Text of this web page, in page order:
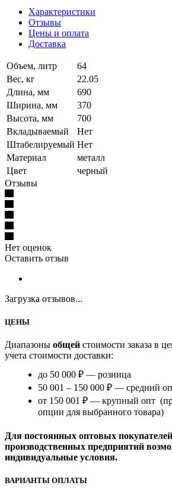
Характеристики
Отзывы
Цены и оплата
Доставка
Объем, литр
64
Вес, кг
22.05
Длина, мм
690
Ширина, мм
370
Высота, мм
700
Вкладываемый
Нет
Штабелируемый Нет
Материал
металл
Цвет
черный
Отзывы
Нет оценок
Оставить отзыв
Загрузка отзывов...
ЦЕНЫ
Диапазоны общей стоимости заказа в
учета стоимости доставки:
до 50 000 ₽ — розница
50 001 – 150 000 ₽ — средний
от 150 001 ₽ — крупный опт
опции для выбранного товара)
Для постоянных оптовых
производственных предприятий
индивидуальные условия.
ВАРИАНТЫ ОПЛАТЫ